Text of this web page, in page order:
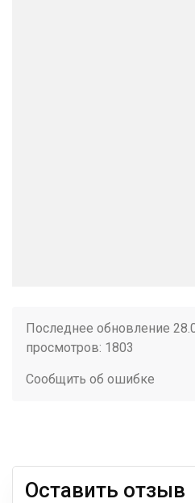
Последнее обновление
просмотров: 1803
Сообщить об ошибке
Оставить отзыв